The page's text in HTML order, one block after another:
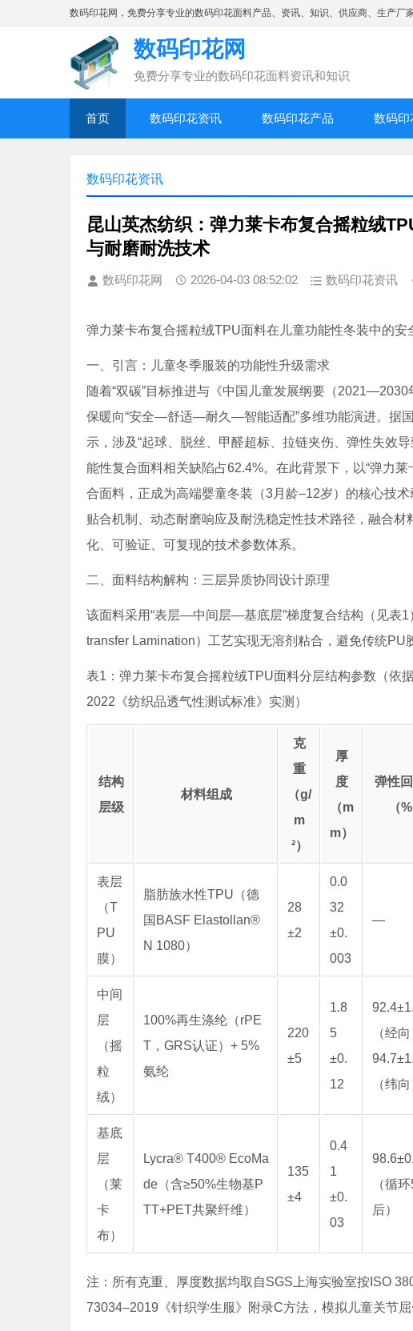
数码印花网，免费分享专业的数码印花面料产品、资讯、知识、供应商、生产厂
数码印花网
免费分享专业的数码印花面料资讯和知识
首页 数码印花资讯 数码印花产品 数码印
数码印花资讯
昆山英杰纺织：弹力莱卡布复合摇粒绒
与耐磨耐洗技术
数码印花网 2026-04-03 08:52:02 数码印花资讯
弹力莱卡布复合摇粒绒TPU面料在儿童功能性冬装中的安
一、引言：儿童冬季服装的功能性升级需求
随着“双碳”目标推进与《中国儿童发展纲要（
保暖向“安全—舒适—耐久—智能适配”多维功能演进。据
示，涉及“起球、脱丝、甲醛超标、拉链夹伤、弹性失效
能性复合面料相关缺陷占62.4%。在此背景下，以“弹力
合面料，正成为高端婴童冬装（3月龄–12岁）的核心技
贴合机制、动态耐磨响应及耐洗稳定性技术路径，融合
化、可验证、可复现的技术参数体系。
二、面料结构解构：三层异质协同设计原理
该面料采用“表层—中间层—基底层”梯度复合结构（见表
transfer Lamination）工艺实现无溶剂粘合，避免传统PU
表1：弹力莱卡布复合摇粒绒TPU面料分层结构参数（依
2022《纺织品透气性测试标准》实测）
结构
层级
材料组成
克
重
（g/
m
²）
厚
度
（m
m）
弹性
（%
表层
（T
PU
膜）
脂肪族水性TPU（德
国BASF Elastollan®
N 1080）
28
±2
0.0
32
±0.
003
—
中间
层
（摇
粒
绒）
100%再生涤纶（rPE
T，GRS认证）+ 5%
氨纶
220
±5
1.8
5
±0.
12
（经向
（纬向
基底
层
（莱
卡
布）
Lycra® T400® EcoMa
de（含≥50%生物基P
TT+PET共聚纤维）
135
±4
0.4
1
±0.
03
（循
后）
注：所有克重、厚度数据均取自SGS上海实验室按ISO
73034–2019《针织学生服》附录C方法，模拟儿童关节屈